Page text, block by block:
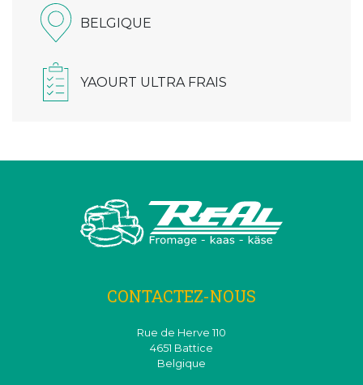
BELGIQUE
YAOURT ULTRA FRAIS
CONTACTEZ-NOUS
Rue de Herve 110
4651 Battice
Belgique